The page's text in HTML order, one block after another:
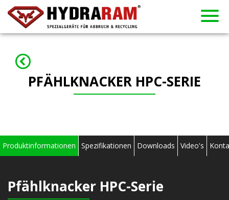
PFÄHLKNACKER HPC-SERIE
Produktinformationen Spezifikationen Downloads Video's
Pfählknacker HPC-Serie